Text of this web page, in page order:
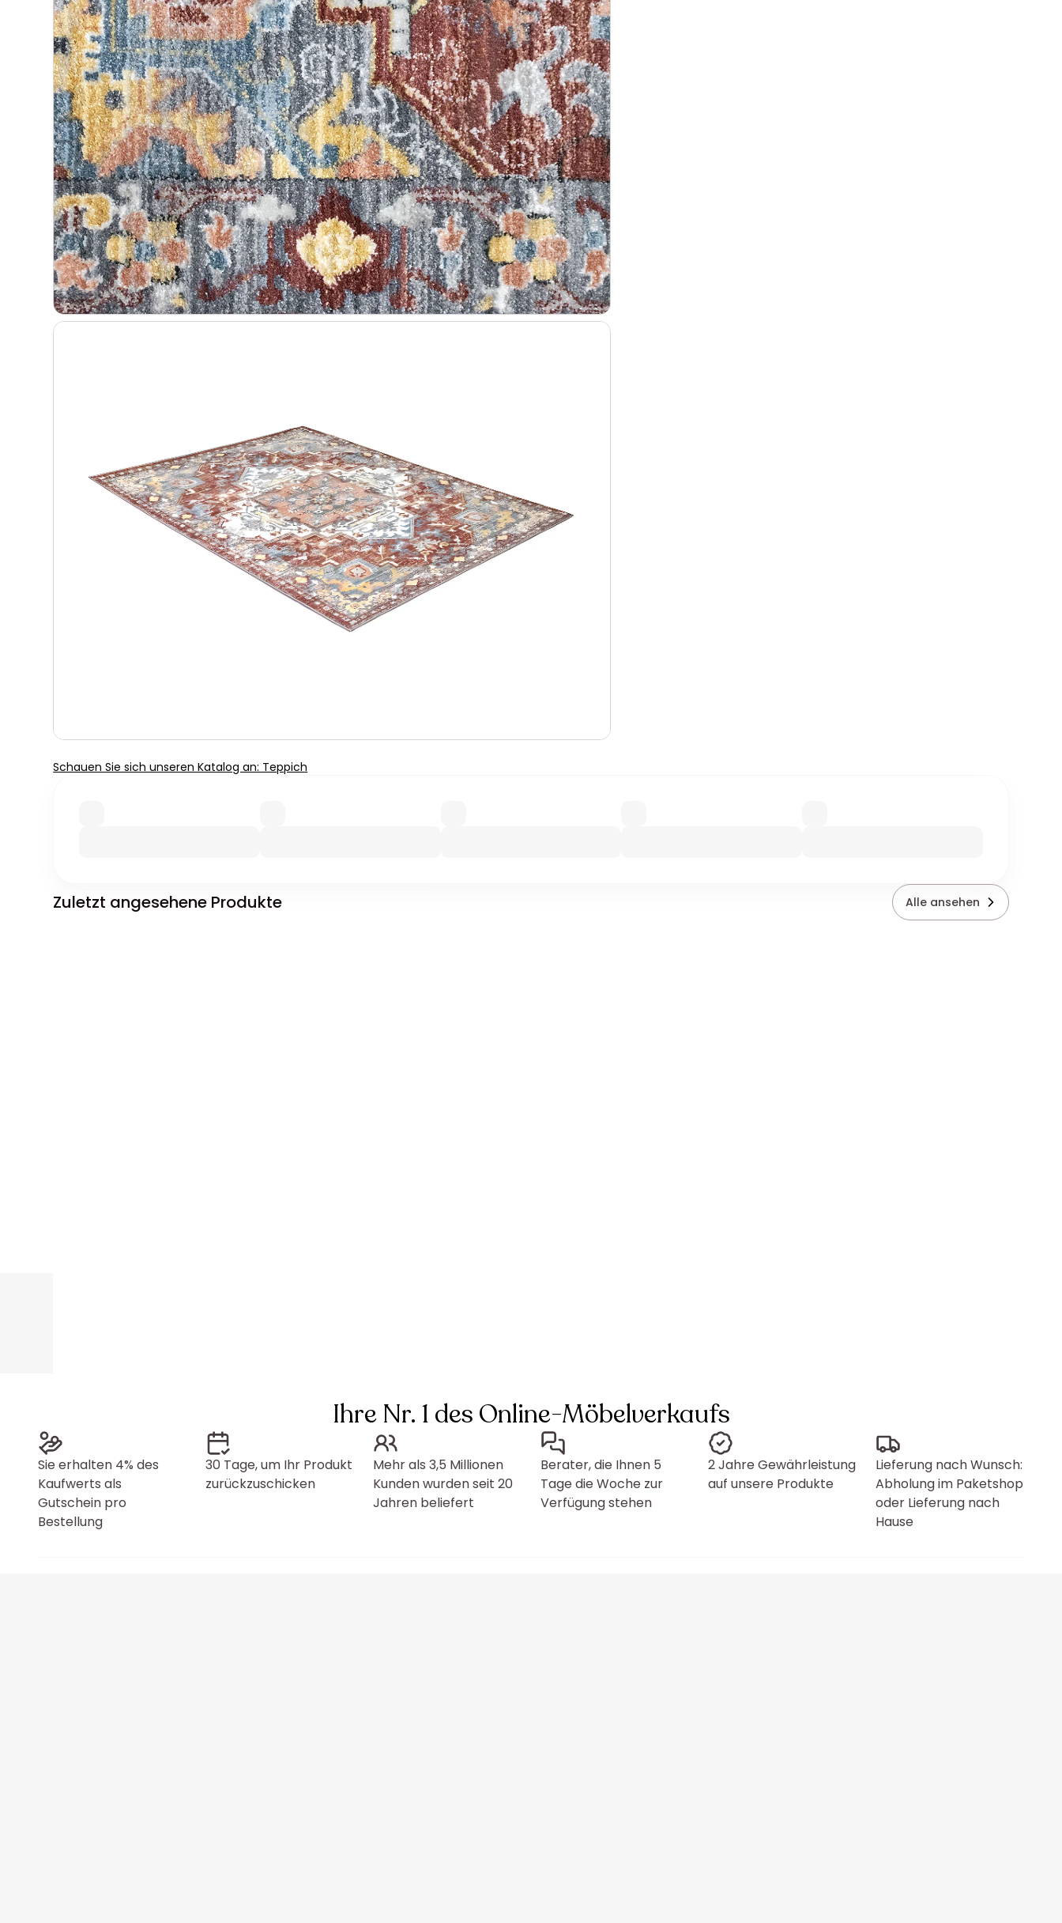
Schauen Sie sich unseren Katalog an: Teppich
Zuletzt angesehene Produkte Alle ansehen
Ihre Nr. 1 des Online-Möbelverkaufs
Sie erhalten 4% des
Kaufwerts als
Gutschein pro
Bestellung
30 Tage, um Ihr Produkt
zurückzuschicken
Mehr als 3,5 Millionen
Kunden wurden seit 20
Jahren beliefert
Berater, die Ihnen 5
Tage die Woche zur
Verfügung stehen
2 Jahre Gewährleistung
auf unsere Produkte
Lieferung nach Wunsch:
Abholung im Paketshop
oder Lieferung nach
Hause